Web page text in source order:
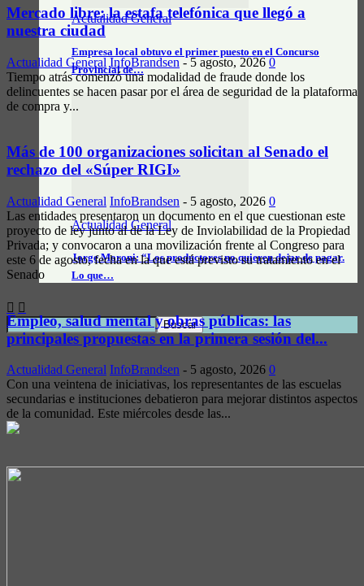
Actualidad General
Empresa local obtuvo el primer puesto en el Concurso
Provincial de…
Actualidad General
Jorge Moroni: “Los productores no quieren dejar de pagar.
Lo que…
Mercado libre: la estafa telefónica que llegó a
nuestra ciudad
Actualidad General InfoBrandsen - 5 agosto, 2026 0
Tiempo atrás comenzó una modalidad de fraude donde los
delincuentes se hacen pasar por el área de seguridad de la plataforma
de compra y...
Más de 100 organizaciones solicitan al Senado el
rechazo del «Súper RIGI»
Actualidad General InfoBrandsen - 5 agosto, 2026 0
Las entidades presentaron un documento en el que cuestionan este
proyecto de ley junto al de la Ley de Inviolabilidad de la Propiedad
Privada; y convocaron a una movilización frente al Congreso para
este 6 de agosto, fecha en la que está previsto su tratamiento en el
Senado
Empleo, salud mental y obras públicas: las
principales propuestas en la primera sesión del...
Actualidad General InfoBrandsen - 5 agosto, 2026 0
Con una veintena de iniciativas, los representantes de las escuelas
secundarias e instituciones debatieron para mejorar distintos aspectos
de la comunidad. Este miércoles desde las...